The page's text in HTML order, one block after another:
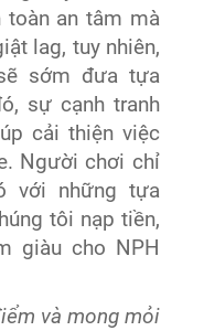
toàn an tâm mà
lag, tuy nhiên,
sớm đưa tựa
sự cạnh tranh
cải thiện việc
Người chơi chỉ
với những tựa
tôi nạp tiền,
giàu cho NPH
và mong mỏi